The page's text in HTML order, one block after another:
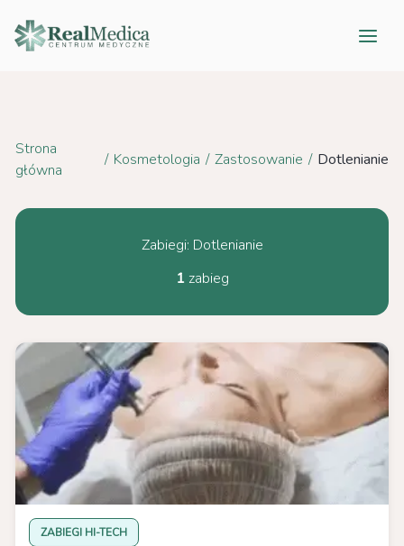
do
treści
Strona
główna
/ Kosmetologia / Zastosowanie / Dotlenianie
Zabiegi: Dotlenianie
1zabieg
ZABIEGI HI-TECH